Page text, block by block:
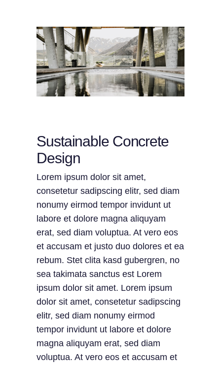
Sustainable Concrete
Design
Lorem ipsum dolor sit amet,
consetetur sadipscing elitr, sed diam
nonumy eirmod tempor invidunt ut
labore et dolore magna aliquyam
erat, sed diam voluptua. At vero eos
et accusam et justo duo dolores et ea
rebum. Stet clita kasd gubergren, no
sea takimata sanctus est Lorem
ipsum dolor sit amet. Lorem ipsum
dolor sit amet, consetetur sadipscing
elitr, sed diam nonumy eirmod
tempor invidunt ut labore et dolore
magna aliquyam erat, sed diam
voluptua. At vero eos et accusam et